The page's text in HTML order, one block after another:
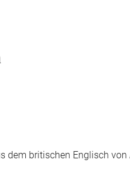
dem britischen Englisch von